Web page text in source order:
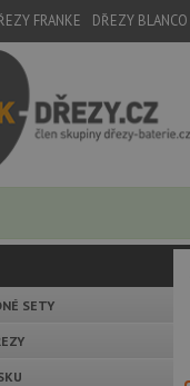
FRANKE DŘEZY BLANCO
SETY